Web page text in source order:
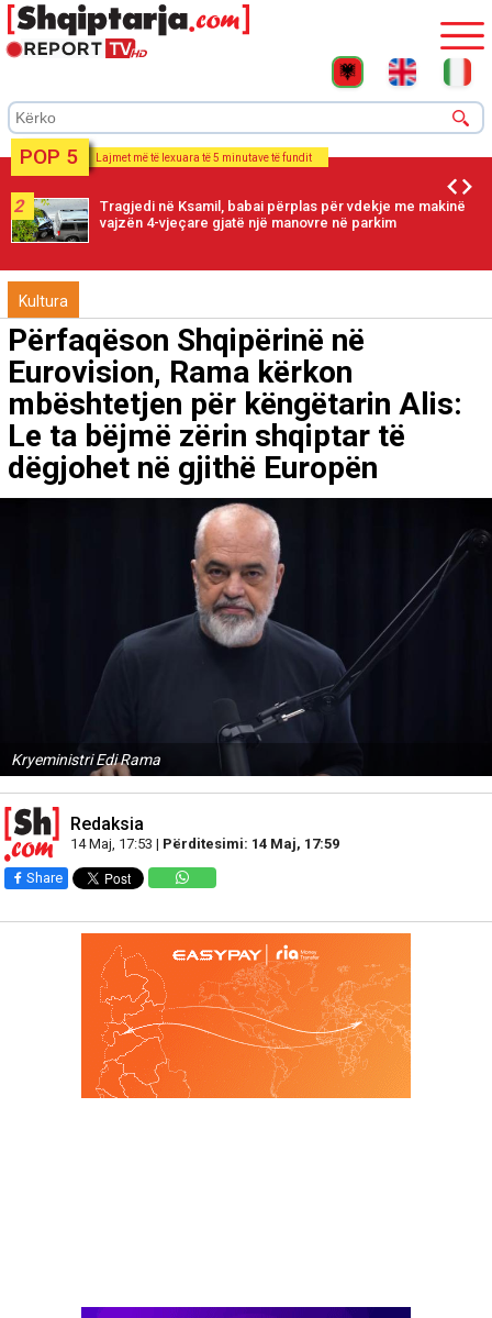
POP 5 Lajmet më të lexuara të 5 minutave të fundit
2
Tragjedi në Ksamil, babai përplas për vdekje me makinë
vajzën 4-vjeçare gjatë një manovre në parkim
Kultura
Përfaqëson Shqipërinë në
Eurovision, Rama kërkon
mbështetjen për këngëtarin Alis:
Le ta bëjmë zërin shqiptar të
dëgjohet në gjithë Europën
Kryeministri Edi Rama
Redaksia
14 Maj, 17:53 | Përditesimi: 14 Maj, 17:59
Share